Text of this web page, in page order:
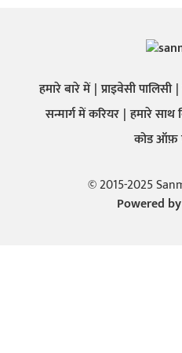
हमारे बारे में प्राइवेसी पालिसी
सन्मार्ग में करियर हमारे साथ
कोड ऑफ़
© 2015-2025
Powered by